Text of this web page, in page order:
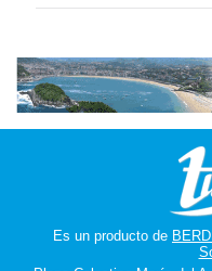
Es un producto de